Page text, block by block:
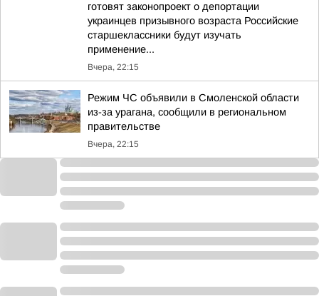
готовят законопроект о депортации
украинцев призывного возраста Российские
старшеклассники будут изучать
применение...
Вчера, 22:15
Режим ЧС объявили в Смоленской области
из-за урагана, сообщили в региональном
правительстве
Вчера, 22:15